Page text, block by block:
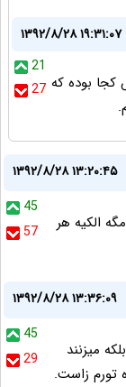
۱۳۹۲/۸/۲۸ ۱۹:۳۱:۰۷
21
27 22 ساله پولش کجا بوده که
۱۳۹۲/۸/۲۸ ۱۳:۲۰:۴۵
45
57
الکیه هر
۱۳۹۲/۸/۲۸ ۱۳:۳۶:۰۹
45
29
میزنند
تورم زاست.